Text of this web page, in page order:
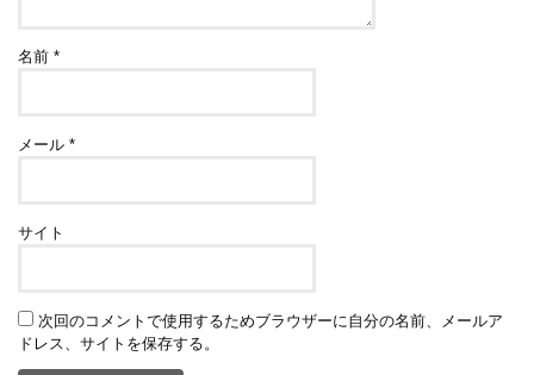
名前*
メール*
サイト
次回のコメントで使用するためブラウザーに自分の名前、メールア
ドレス、サイトを保存する。